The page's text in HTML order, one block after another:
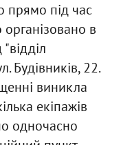
прямо під час
організовано в
Будівників, 22.
виникла
екіпажів
одночасно